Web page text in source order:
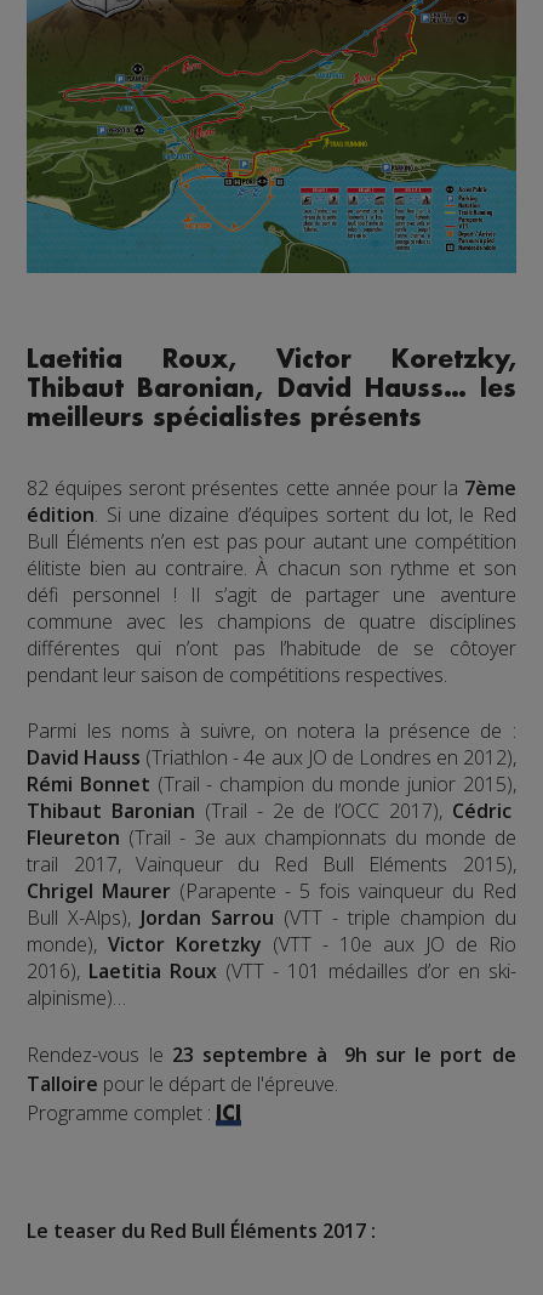
Laetitia Roux, Victor Koretzky,
Thibaut Baronian, David Hauss… les
meilleurs spécialistes présents
82 équipes seront présentes cette année pour la 7ème
édition. Si une dizaine d’équipes sortent du lot, le Red
Bull Éléments n’en est pas pour autant une compétition
élitiste bien au contraire. À chacun son rythme et son
défi personnel ! Il s’agit de partager une aventure
commune avec les champions de quatre disciplines
différentes qui n’ont pas l’habitude de se côtoyer
pendant leur saison de compétitions respectives.
Parmi les noms à suivre, on notera la présence de :
David Hauss (Triathlon - 4e aux JO de Londres en 2012),
Rémi Bonnet (Trail - champion du monde junior 2015),
Thibaut Baronian (Trail - 2e de l’OCC 2017), Cédric
Fleureton (Trail - 3e aux championnats du monde de
trail 2017, Vainqueur du Red Bull Eléments 2015),
Chrigel Maurer (Parapente - 5 fois vainqueur du Red
Bull X-Alps), Jordan Sarrou (VTT - triple champion du
monde),Victor Koretzky (VTT - 10e aux JO de Rio
2016), Laetitia Roux (VTT - 101 médailles d’or en ski-
alpinisme)…
Rendez-vous le 23 septembre à 9h sur le port de
Talloire pour le départ de l'épreuve.
Programme complet : ICI
Le teaser du Red Bull Éléments 2017 :